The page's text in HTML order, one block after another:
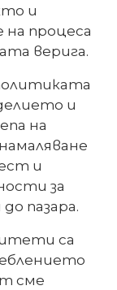
и
процеса
верига.
и
на
и
за
пазара.
са
сме